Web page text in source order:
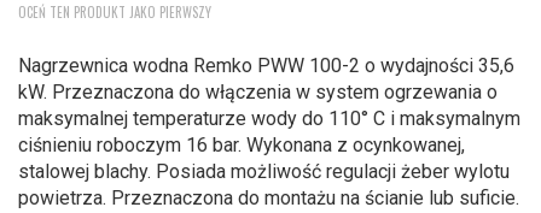
na
galerii
OCEŃ TEN PRODUKT JAKO PIERWSZY
Nagrzewnica wodna Remko PWW 100-2 o wydajności 35,6
kW. Przeznaczona do włączenia w system ogrzewania o
maksymalnej temperaturze wody do 110° C i maksymalnym
ciśnieniu roboczym 16 bar. Wykonana z ocynkowanej,
stalowej blachy. Posiada możliwość regulacji żeber wylotu
powietrza. Przeznaczona do montażu na ścianie lub suficie.